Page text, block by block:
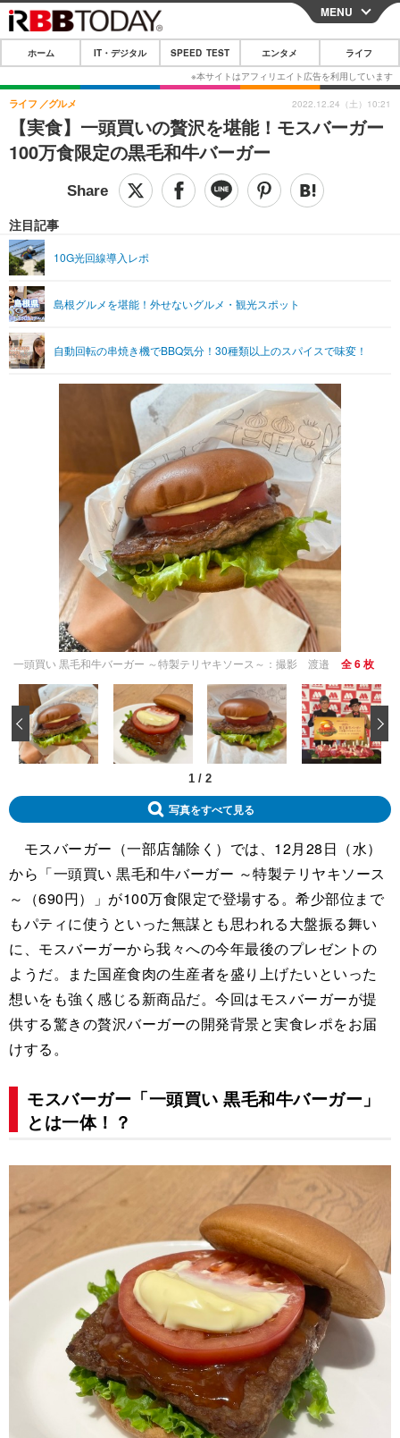
CLOSE
ホーム
IT・デジタル
IT・デジタルTOP スマートフォン
ショッピング その他
SPEED TEST
エンタメTOP 映画・ドラマ
グラビア ブログ
ショッピング その他
ライフTOP
リリース一覧
プッシュ通知の停止方法
MENU
ホーム IT・デジタル SPEED TEST エンタメ ライフ
【実食】一頭買いの贅沢を堪能！モスバーガー
100万食限定の黒毛和牛バーガー
ライフ グルメ
注目記事
10G光回線導入レポ
島根グルメを堪能！外せないグルメ・観光スポット
自動回転の串焼き機でBBQ気分！30種類以上のスパイスで味変！
2022.12.24（土）10:21
一頭買い 黒毛和牛バーガー ～特製テリヤキソース～：撮影 渡邉 全 6 枚
1 / 2
‹
写真をすべて見る
モスバーガー（一部店舗除く）では、12月28日（水）
から「一頭買い 黒毛和牛バーガー ～特製テリヤキソース
～（690円）」が100万食限定で登場する。希少部位まで
もパティに使うといった無謀とも思われる大盤振る舞い
に、モスバーガーから我々への今年最後のプレゼントの
ようだ。また国産食肉の生産者を盛り上げたいといった
想いをも強く感じる新商品だ。今回はモスバーガーが提
供する驚きの贅沢バーガーの開発背景と実食レポをお届
けする。
モスバーガー「一頭買い 黒毛和牛バーガー」
とは一体！？